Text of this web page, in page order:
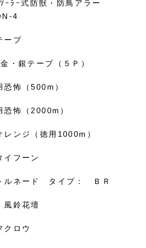
ｰﾗｰ式防獣・防鳥アラー
4
ープ
・銀テープ（５Ｐ）
恐怖（500m）
恐怖（2000m）
レンジ（徳用1000m）
イフーン
ルネード タイプ： ＢＲ
風鈴花壇
クロウ